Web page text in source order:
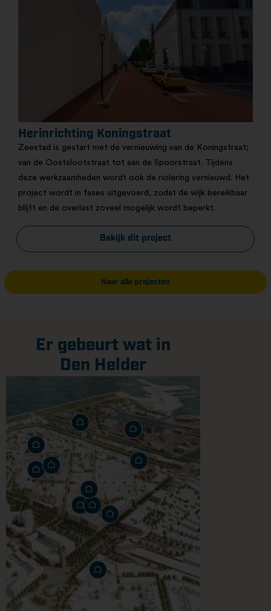
Herinrichting Koningstraat
Zeestad is gestart met de vernieuwing van de Koningstraat;
van de Oostslootstraat tot aan de Spoorstraat. Tijdens
deze werkzaamheden wordt ook de riolering vernieuwd. Het
project wordt in fases uitgevoerd, zodat de wijk bereikbaar
blijft en de overlast zoveel mogelijk wordt beperkt.
Bekijk dit project
Naar alle projecten
Er gebeurt wat in
Den Helder